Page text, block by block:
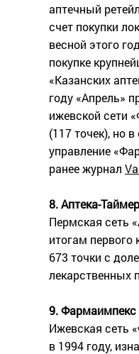
аптечный
счет покупки
весной этого
покупке
«Казанских
году «Апрель»
ижевской сети
(117 точек), но
управление
ранее журнал
8. Аптека-Таймер
Пермская сеть
итогам первого
673 точки с
лекарственных
9. Фармаимпекс
Ижевская сеть
в 1994 году,